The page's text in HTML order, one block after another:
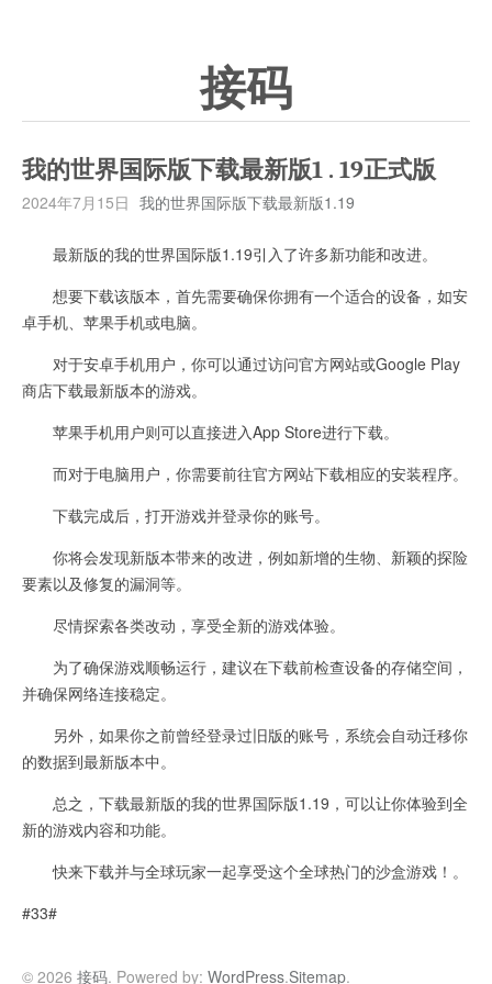
接码
我的世界国际版下载最新版1 . 19正式版
2024年7月15日 我的世界国际版下载最新版1.19
最新版的我的世界国际版1.19引入了许多新功能和改进。
想要下载该版本，首先需要确保你拥有一个适合的设备，如安
卓手机、苹果手机或电脑。
对于安卓手机用户，你可以通过访问官方网站或Google Play
商店下载最新版本的游戏。
苹果手机用户则可以直接进入App Store进行下载。
而对于电脑用户，你需要前往官方网站下载相应的安装程序。
下载完成后，打开游戏并登录你的账号。
你将会发现新版本带来的改进，例如新增的生物、新颖的探险
要素以及修复的漏洞等。
尽情探索各类改动，享受全新的游戏体验。
为了确保游戏顺畅运行，建议在下载前检查设备的存储空间，
并确保网络连接稳定。
另外，如果你之前曾经登录过旧版的账号，系统会自动迁移你
的数据到最新版本中。
总之，下载最新版的我的世界国际版1.19，可以让你体验到全
新的游戏内容和功能。
快来下载并与全球玩家一起享受这个全球热门的沙盒游戏！。
#33#
© 2026 接码. Powered by: WordPress.Sitemap.